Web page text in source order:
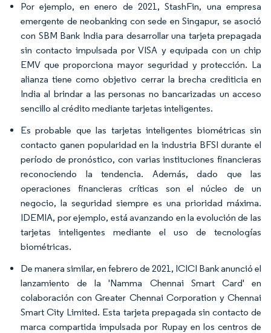
Por ejemplo, en enero de 2021, StashFin, una empresa
emergente de neobanking con sede en Singapur, se asoció
con SBM Bank India para desarrollar una tarjeta prepagada
sin contacto impulsada por VISA y equipada con un chip
EMV que proporciona mayor seguridad y protección. La
alianza tiene como objetivo cerrar la brecha crediticia en
India al brindar a las personas no bancarizadas un acceso
sencillo al crédito mediante tarjetas inteligentes.
Es probable que las tarjetas inteligentes biométricas sin
contacto ganen popularidad en la industria BFSI durante el
período de pronóstico, con varias instituciones financieras
reconociendo la tendencia. Además, dado que las
operaciones financieras críticas son el núcleo de un
negocio, la seguridad siempre es una prioridad máxima.
IDEMIA, por ejemplo, está avanzando en la evolución de las
tarjetas inteligentes mediante el uso de tecnologías
biométricas.
De manera similar, en febrero de 2021, ICICI Bank anunció el
lanzamiento de la 'Namma Chennai Smart Card' en
colaboración con Greater Chennai Corporation y Chennai
Smart City Limited. Esta tarjeta prepagada sin contacto de
marca compartida impulsada por Rupay en los centros de